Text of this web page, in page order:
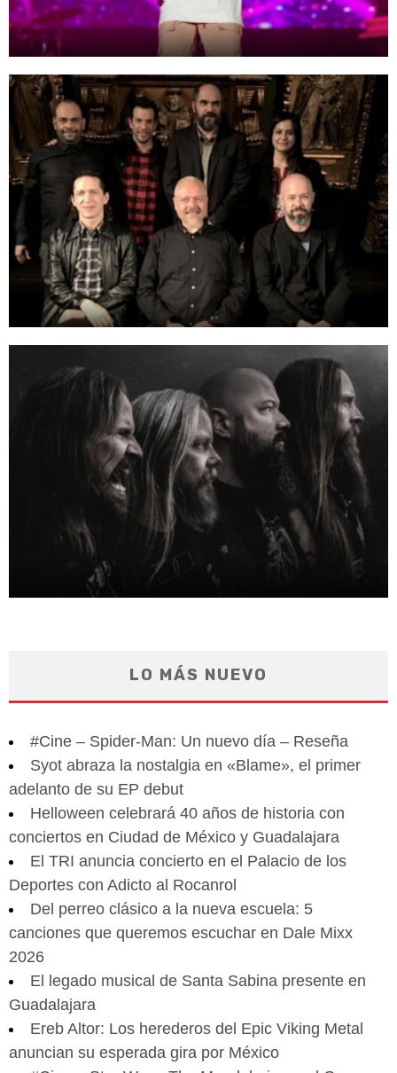
LO MÁS NUEVO
#Cine – Spider-Man: Un nuevo día – Reseña
Syot abraza la nostalgia en «Blame», el primer
adelanto de su EP debut
Helloween celebrará 40 años de historia con
conciertos en Ciudad de México y Guadalajara
El TRI anuncia concierto en el Palacio de los
Deportes con Adicto al Rocanrol
Del perreo clásico a la nueva escuela: 5
canciones que queremos escuchar en Dale Mixx
2026
El legado musical de Santa Sabina presente en
Guadalajara
Ereb Altor: Los herederos del Epic Viking Metal
anuncian su esperada gira por México